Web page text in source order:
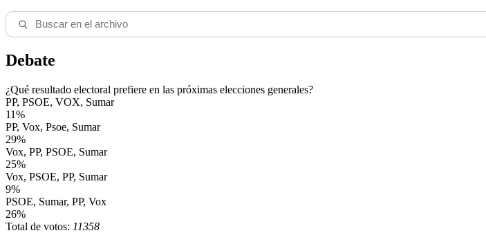
Debate
¿Qué resultado electoral prefiere en las próximas elecciones generales?
PP, PSOE, VOX, Sumar
11%
PP, Vox, Psoe, Sumar
29%
Vox, PP, PSOE, Sumar
25%
Vox, PSOE, PP, Sumar
9%
PSOE, Sumar, PP, Vox
26%
Total de votos: 11358